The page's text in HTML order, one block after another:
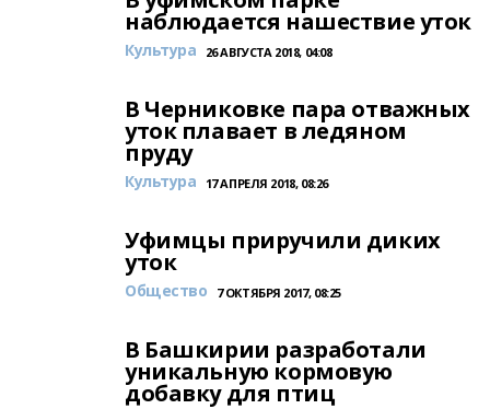
наблюдается нашествие уток
Культура 26 АВГУСТА 2018, 04:08
В Черниковке пара отважных
уток плавает в ледяном
пруду
Культура 17 АПРЕЛЯ 2018, 08:26
Уфимцы приручили диких
уток
Общество 7 ОКТЯБРЯ 2017, 08:25
В Башкирии разработали
уникальную кормовую
добавку для птиц